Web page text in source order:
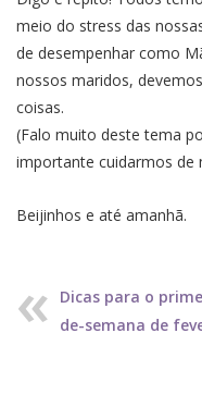
meio do stress das
de desempenhar como
nossos maridos,
coisas.
(Falo muito deste tema
importante cuidarmos de
Beijinhos e até amanhã.
Dicas para o
de-semana de